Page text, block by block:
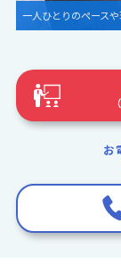
圧倒的な世界観とグ
お